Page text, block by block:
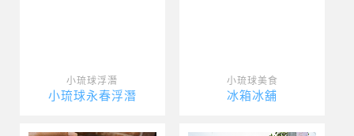
小琉球浮潛
小琉球永春浮潛
小琉球美食
冰箱冰舖